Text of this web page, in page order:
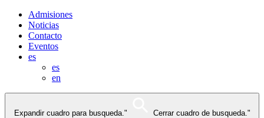
Admisiones
Noticias
Contacto
Eventos
es
es
en
Expandir cuadro para busqueda." Cerrar cuadro de busqueda."